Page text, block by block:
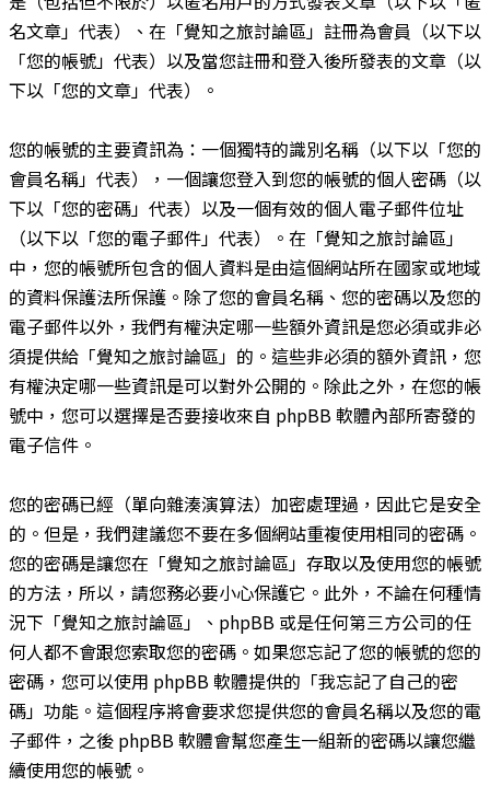
名文章」代表）、在「覺知之旅討論區」註冊為會員（以下以
「您的帳號」代表）以及當您註冊和登入後所發表的文章（以
下以「您的文章」代表）。
您的帳號的主要資訊為：一個獨特的識別名稱（以下以「您的
會員名稱」代表），一個讓您登入到您的帳號的個人密碼（以
下以「您的密碼」代表）以及一個有效的個人電子郵件位址
（以下以「您的電子郵件」代表）。在「覺知之旅討論區」
中，您的帳號所包含的個人資料是由這個網站所在國家或地域
的資料保護法所保護。除了您的會員名稱、您的密碼以及您的
電子郵件以外，我們有權決定哪一些額外資訊是您必須或非必
須提供給「覺知之旅討論區」的。這些非必須的額外資訊，您
有權決定哪一些資訊是可以對外公開的。除此之外，在您的帳
號中，您可以選擇是否要接收來自 phpBB 軟體內部所寄發的
電子信件。
您的密碼已經（單向雜湊演算法）加密處理過，因此它是安全
的。但是，我們建議您不要在多個網站重複使用相同的密碼。
您的密碼是讓您在「覺知之旅討論區」存取以及使用您的帳號
的方法，所以，請您務必要小心保護它。此外，不論在何種情
況下「覺知之旅討論區」、phpBB 或是任何第三方公司的任
何人都不會跟您索取您的密碼。如果您忘記了您的帳號的您的
密碼，您可以使用 phpBB 軟體提供的「我忘記了自己的密
碼」功能。這個程序將會要求您提供您的會員名稱以及您的電
子郵件，之後 phpBB 軟體會幫您產生一組新的密碼以讓您繼
續使用您的帳號。